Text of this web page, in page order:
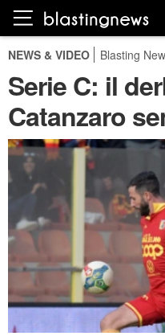
NEWS & VIDEO Blasting
Serie C: il
Catanzaro